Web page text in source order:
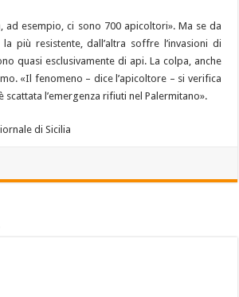
ad esempio, ci sono 700 apicoltori». Ma se da
più resistente, dall’altra soffre l’invasioni di
quasi esclusivamente di api. La colpa, anche
«Il fenomeno – dice l’apicoltore – si verifica
scattata l’emergenza rifiuti nel Palermitano».
di Sicilia